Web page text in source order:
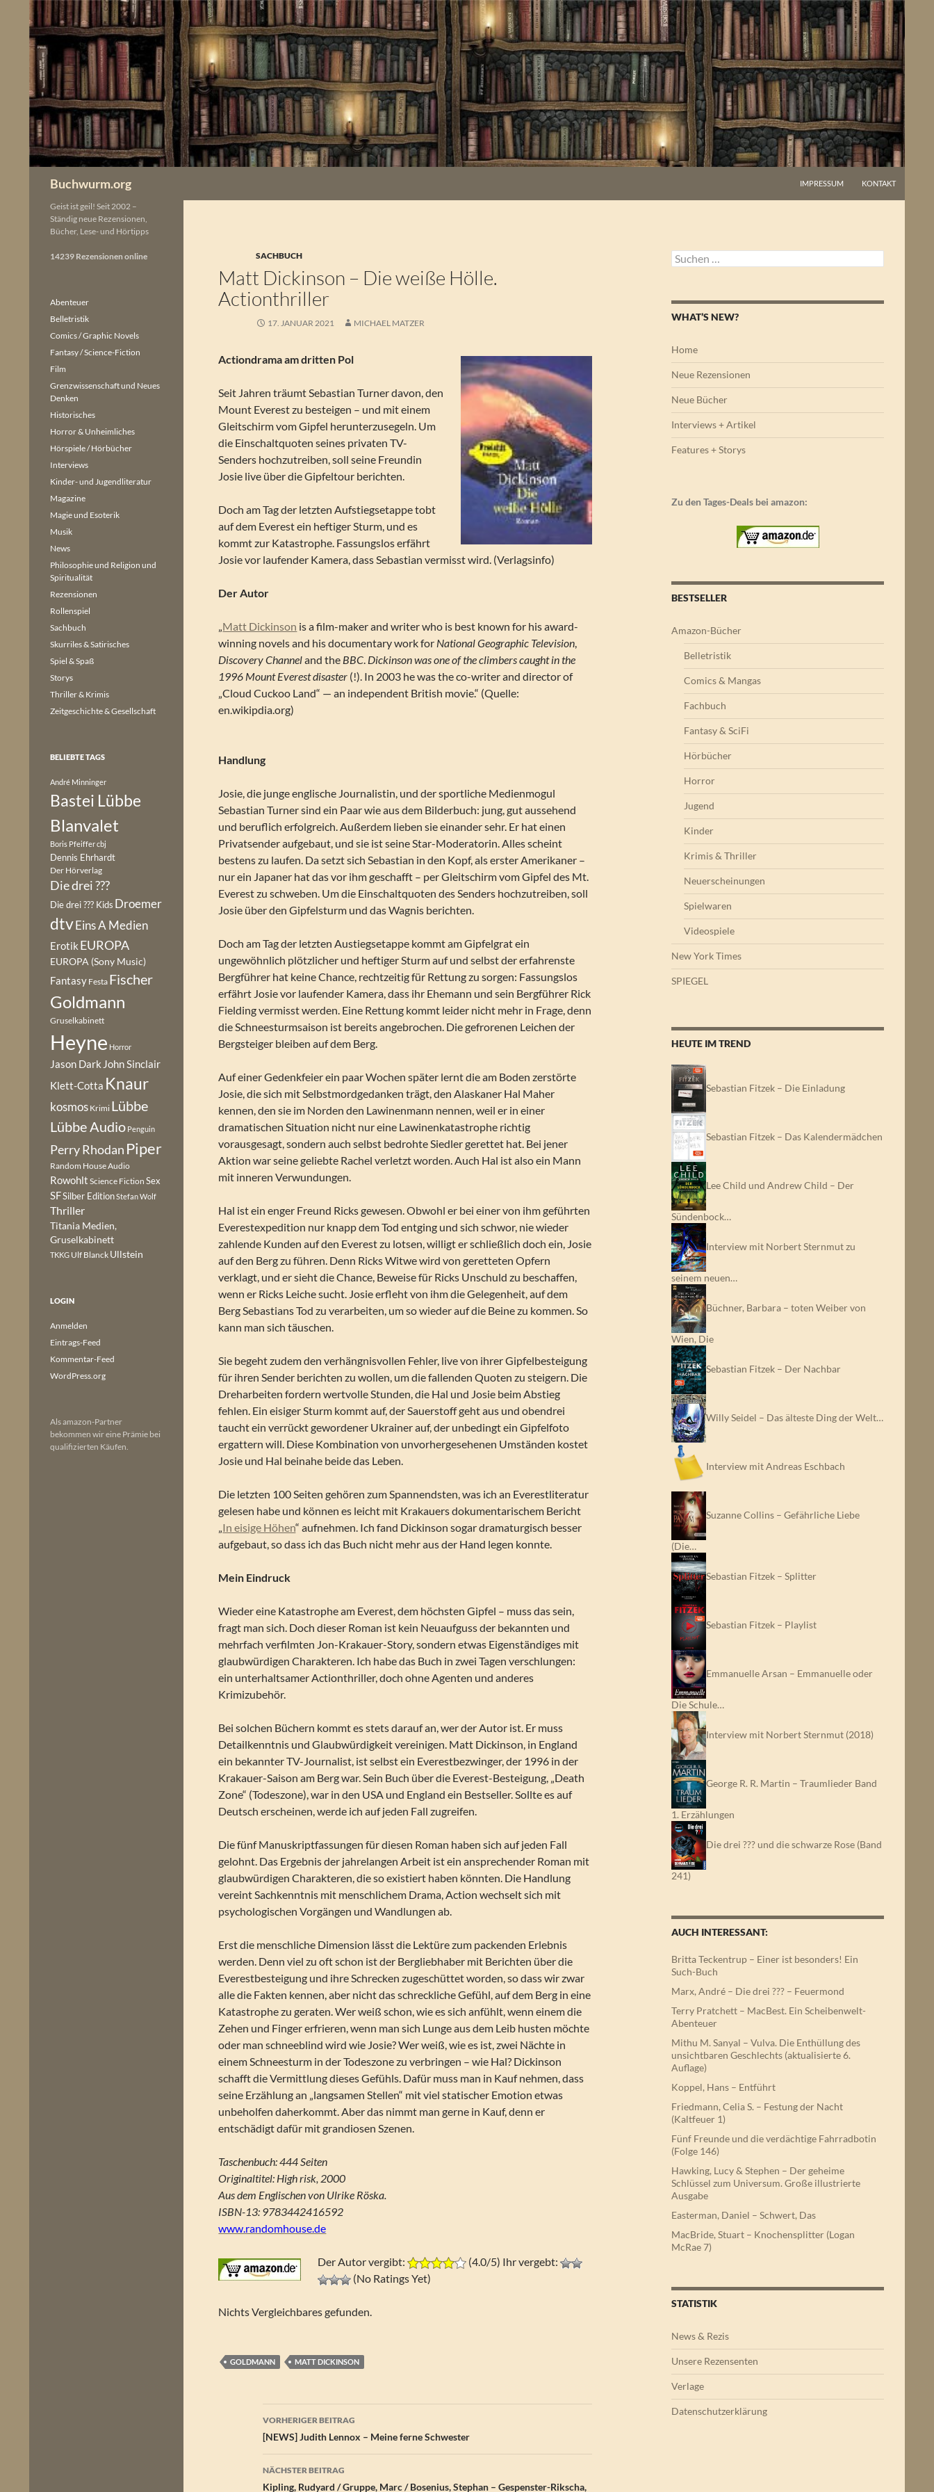
springen
Buchwurm.org IMPRESSUM KONTAKT
SACHBUCH
Matt Dickinson – Die weiße Hölle.
Actionthriller
17. JANUAR 2021 MICHAEL MATZER
Actiondrama am dritten Pol
Seit Jahren träumt Sebastian Turner davon, den
Mount Everest zu besteigen – und mit einem
Gleitschirm vom Gipfel herunterzusegeln. Um
die Einschaltquoten seines privaten TV-
Senders hochzutreiben, soll seine Freundin
Josie live über die Gipfeltour berichten.
Doch am Tag der letzten Aufstiegsetappe tobt
auf dem Everest ein heftiger Sturm, und es
kommt zur Katastrophe. Fassungslos erfährt
Josie vor laufender Kamera, dass Sebastian vermisst wird. (Verlagsinfo)
Der Autor
„Matt Dickinson is a film-maker and writer who is best known for his award-
winning novels and his documentary work for National Geographic Television,
Discovery Channeland the BBC. Dickinson was one of the climbers caught in the
1996 Mount Everest disaster (!). In 2003 he was the co-writer and director of
„Cloud Cuckoo Land“ — an independent British movie.“ (Quelle:
en.wikipdia.org)
Handlung
Josie, die junge englische Journalistin, und der sportliche Medienmogul
Sebastian Turner sind ein Paar wie aus dem Bilderbuch: jung, gut aussehend
und beruflich erfolgreich. Außerdem lieben sie einander sehr. Er hat einen
Privatsender aufgebaut, und sie ist seine Star-Moderatorin. Alles scheint
bestens zu laufen. Da setzt sich Sebastian in den Kopf, als erster Amerikaner –
nur ein Japaner hat das vor ihm geschafft – per Gleitschirm vom Gipfel des Mt.
Everest zu schweben. Um die Einschaltquoten des Senders hochzutreiben, soll
Josie über den Gipfelsturm und das Wagnis berichten.
Doch am Tag der letzten Austiegsetappe kommt am Gipfelgrat ein
ungewöhnlich plötzlicher und heftiger Sturm auf und selbst der erfahrenste
Bergführer hat keine Chance, rechtzeitig für Rettung zu sorgen: Fassungslos
erfährt Josie vor laufender Kamera, dass ihr Ehemann und sein Bergführer Rick
Fielding vermisst werden. Eine Rettung kommt leider nicht mehr in Frage, denn
die Schneesturmsaison ist bereits angebrochen. Die gefrorenen Leichen der
Bergsteiger bleiben auf dem Berg.
Auf einer Gedenkfeier ein paar Wochen später lernt die am Boden zerstörte
Josie, die sich mit Selbstmordgedanken trägt, den Alaskaner Hal Maher
kennen, den sie im Norden den Lawinenmann nennen, weil er in einer
dramatischen Situation nicht nur eine Lawinenkatastrophe richtig
vorausgesagt, sondern auch selbst bedrohte Siedler gerettet hat. Bei jener
Aktion war seine geliebte Rachel verletzt worden. Auch Hal ist also ein Mann
mit inneren Verwundungen.
Hal ist ein enger Freund Ricks gewesen. Obwohl er bei einer von ihm geführten
Everestexpedition nur knapp dem Tod entging und sich schwor, nie wieder
zahlende Kunden auf den Everest zu lotsen, willigt er schließlich doch ein, Josie
auf den Berg zu führen. Denn Ricks Witwe wird von geretteten Opfern
verklagt, und er sieht die Chance, Beweise für Ricks Unschuld zu beschaffen,
wenn er Ricks Leiche sucht. Josie erfleht von ihm die Gelegenheit, auf dem
Berg Sebastians Tod zu verarbeiten, um so wieder auf die Beine zu kommen. So
kann man sich täuschen.
Sie begeht zudem den verhängnisvollen Fehler, live von ihrer Gipfelbesteigung
für ihren Sender berichten zu wollen, um die fallenden Quoten zu steigern. Die
Dreharbeiten fordern wertvolle Stunden, die Hal und Josie beim Abstieg
fehlen. Ein eisiger Sturm kommt auf, der Sauerstoff geht aus und obendrei
taucht ein verrückt gewordener Ukrainer auf, der unbedingt ein Gipfelfoto
ergattern will. Diese Kombination von unvorhergesehenen Umständen kostet
Josie und Hal beinahe beide das Leben.
Die letzten 100 Seiten gehören zum Spannendsten, was ich an Everestliteratur
gelesen habe und können es leicht mit Krakauers dokumentarischem Bericht
„In eisige Höhen“ aufnehmen. Ich fand Dickinson sogar dramaturgisch besser
aufgebaut, so dass ich das Buch nicht mehr aus der Hand legen konnte.
Mein Eindruck
Wieder eine Katastrophe am Everest, dem höchsten Gipfel – muss das sein,
fragt man sich. Doch dieser Roman ist kein Neuaufguss der bekannten und
mehrfach verfilmten Jon-Krakauer-Story, sondern etwas Eigenständiges mit
glaubwürdigen Charakteren. Ich habe das Buch in zwei Tagen verschlungen:
ein unterhaltsamer Actionthriller, doch ohne Agenten und anderes
Krimizubehör.
Bei solchen Büchern kommt es stets darauf an, wer der Autor ist. Er muss
Detailkenntnis und Glaubwürdigkeit vereinigen. Matt Dickinson, in England
ein bekannter TV-Journalist, ist selbst ein Everestbezwinger, der 1996 in der
Krakauer-Saison am Berg war. Sein Buch über die Everest-Besteigung, „Death
Zone“ (Todeszone), war in den USA und England ein Bestseller. Sollte es auf
Deutsch erscheinen, werde ich auf jeden Fall zugreifen.
Die fünf Manuskriptfassungen für diesen Roman haben sich auf jeden Fall
gelohnt. Das Ergebnis der jahrelangen Arbeit ist ein ansprechender Roman mit
glaubwürdigen Charakteren, die so existiert haben könnten. Die Handlung
vereint Sachkenntnis mit menschlichem Drama, Action wechselt sich mit
psychologischen Vorgängen und Wandlungen ab.
Erst die menschliche Dimension lässt die Lektüre zum packenden Erlebnis
werden. Denn viel zu oft schon ist der Bergliebhaber mit Berichten über die
Everestbesteigung und ihre Schrecken zugeschüttet worden, so dass wir zwar
alle die Fakten kennen, aber nicht das schreckliche Gefühl, auf dem Berg in eine
Katastrophe zu geraten. Wer weiß schon, wie es sich anfühlt, wenn einem die
Zehen und Finger erfrieren, wenn man sich Lunge aus dem Leib husten möchte
oder man schneeblind wird wie Josie? Wer weiß, wie es ist, zwei Nächte in
einem Schneesturm in der Todeszone zu verbringen – wie Hal? Dickinson
schafft die Vermittlung dieses Gefühls. Dafür muss man in Kauf nehmen, dass
seine Erzählung an „langsamen Stellen“ mit viel statischer Emotion etwas
unbeholfen daherkommt. Aber das nimmt man gerne in Kauf, denn er
entschädigt dafür mit grandiosen Szenen.
Taschenbuch: 444 Seiten
Originaltitel: High risk, 2000
Aus dem Englischen von Ulrike Röska.
ISBN-13: 9783442416592
www.randomhouse.de
Der Autor vergibt:
(4.0/5) Ihr vergebt:
(No Ratings Yet)
Nichts Vergleichbares gefunden.
GOLDMANN MATT DICKINSON
Beitragsnavigation
VORHERIGER BEITRAG
[NEWS] Judith Lennox – Meine ferne Schwester
NÄCHSTER BEITRAG
Kipling, Rudyard / Gruppe, Marc / Bosenius, Stephan – Gespenster-Rikscha,
Suchen
nach:
WHAT’S NEW?
Home
Neue Rezensionen
Neue Bücher
Interviews + Artikel
Features + Storys
Zu den Tages-Deals bei amazon:
BESTSELLER
Amazon-Bücher
Belletristik
Comics & Mangas
Fachbuch
Fantasy & SciFi
Hörbücher
Horror
Jugend
Kinder
Krimis & Thriller
Neuerscheinungen
Spielwaren
Videospiele
New York Times
SPIEGEL
HEUTE IM TREND
Sebastian Fitzek – Die Einladung
Sebastian Fitzek – Das Kalendermädchen
Lee Child und Andrew Child – Der
Sündenbock…
Interview mit Norbert Sternmut zu
seinem neuen…
Büchner, Barbara – toten Weiber von
Wien, Die
Sebastian Fitzek – Der Nachbar
Willy Seidel – Das älteste Ding der Welt…
Interview mit Andreas Eschbach
Suzanne Collins – Gefährliche Liebe
(Die…
Sebastian Fitzek – Splitter
Sebastian Fitzek – Playlist
Emmanuelle Arsan – Emmanuelle oder
Die Schule…
Interview mit Norbert Sternmut (2018)
George R. R. Martin – Traumlieder Band
1. Erzählungen
Die drei ??? und die schwarze Rose (Band
241)
AUCH INTERESSANT:
Britta Teckentrup – Einer ist besonders! Ein
Such-Buch
Marx, André – Die drei ??? – Feuermond
Terry Pratchett – MacBest. Ein Scheibenwelt-
Abenteuer
Mithu M. Sanyal – Vulva. Die Enthüllung des
unsichtbaren Geschlechts (aktualisierte 6.
Auflage)
Koppel, Hans – Entführt
Friedmann, Celia S. – Festung der Nacht
(Kaltfeuer 1)
Fünf Freunde und die verdächtige Fahrradbotin
(Folge 146)
Hawking, Lucy & Stephen – Der geheime
Schlüssel zum Universum. Große illustrierte
Ausgabe
Easterman, Daniel – Schwert, Das
MacBride, Stuart – Knochensplitter (Logan
McRae 7)
STATISTIK
News & Rezis
Unsere Rezensenten
Verlage
Datenschutzerklärung
Geist ist geil! Seit 2002 –
Ständig neue Rezensionen,
Bücher, Lese- und Hörtipps
14239 Rezensionen online
Abenteuer
Belletristik
Comics / Graphic Novels
Fantasy / Science-Fiction
Film
Grenzwissenschaft und Neues
Denken
Historisches
Horror & Unheimliches
Hörspiele / Hörbücher
Interviews
Kinder- und Jugendliteratur
Magazine
Magie und Esoterik
Musik
News
Philosophie und Religion und
Spiritualität
Rezensionen
Rollenspiel
Sachbuch
Skurriles & Satirisches
Spiel & Spaß
Storys
Thriller & Krimis
Zeitgeschichte & Gesellschaft
BELIEBTE TAGS
André Minninger
Bastei Lübbe
Blanvalet
Boris Pfeiffercbj
Dennis Ehrhardt
Der Hörverlag
Die drei ???
Die drei ??? Kids Droemer
dtvEins A Medien
Erotik EUROPA
EUROPA (Sony Music)
Fantasy Festa Fischer
Goldmann
Gruselkabinett
Heyne Horror
Jason Dark John Sinclair
Klett-Cotta Knaur
kosmos Krimi Lübbe
Lübbe Audio Penguin
Perry Rhodan Piper
Random House Audio
Rowohlt Science Fiction Sex
SFSilber EditionStefan Wolf
Thriller
Titania Medien,
Gruselkabinett
TKKG Ulf Blanck Ullstein
LOGIN
Anmelden
Eintrags-Feed
Kommentar-Feed
WordPress.org
Als amazon-Partner
bekommen wir eine Prämie bei
qualifizierten Käufen.